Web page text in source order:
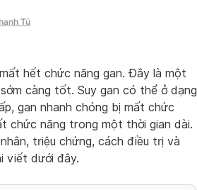
Tú
hết chức năng gan. Đây là một
càng tốt. Suy gan có thể ở dạng
gan nhanh chóng bị mất chức
chức năng trong một thời gian dài.
triệu chứng, cách điều trị và
viết dưới đây.